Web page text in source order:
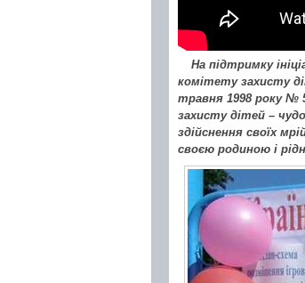
На підтримку
комітету захисту
травня 1998 року №
захисту дітей –
здійснення своїх
своєю родиною і